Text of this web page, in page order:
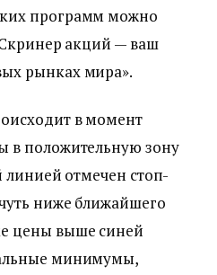
программ можно
акций — ваш
рынках мира».
в момент
в положительную зону
линией отмечен стоп-
ниже ближайшего
цены выше синей
минимумы,